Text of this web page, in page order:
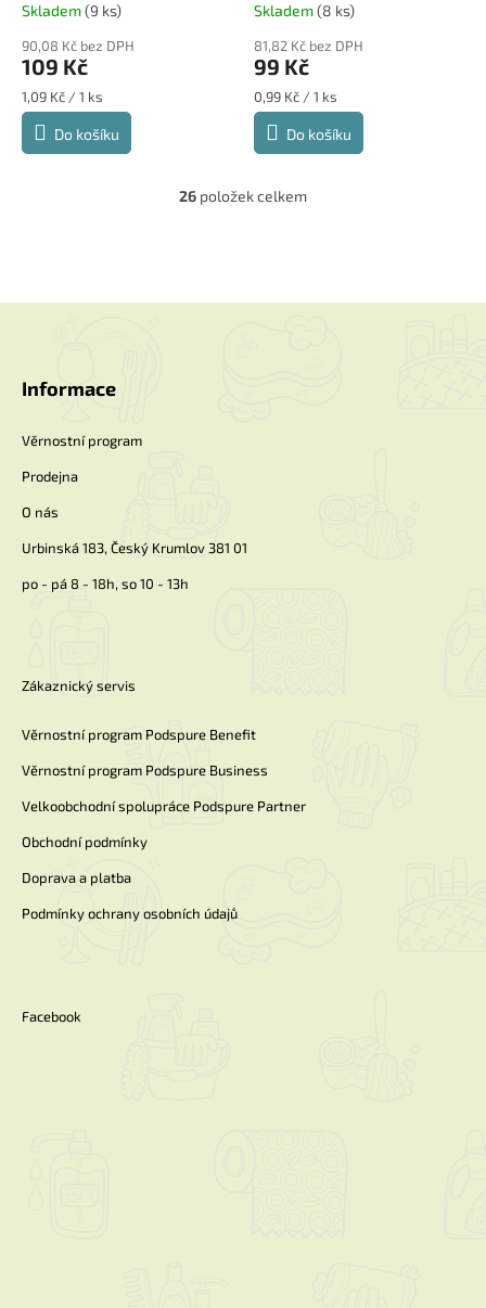
Skladem(9 ks)
90,08 Kč bez DPH
109 Kč
Měrná
cena:
1,09 Kč / 1 ks
Do košíku
Skladem(8 ks)
81,82 Kč bez DPH
99 Kč
Měrná
cena:
0,99 Kč / 1 ks
Do košíku
O
a
s
26 položek celkem
Informace
Věrnostní program
Prodejna
O nás
Urbinská 183, Český Krumlov 381 01
po - pá 8 - 18h, so 10 - 13h
Zákaznický servis
Věrnostní program Podspure Benefit
Věrnostní program Podspure Business
Velkoobchodní spolupráce Podspure Partner
Obchodní podmínky
Doprava a platba
Podmínky ochrany osobních údajů
Facebook